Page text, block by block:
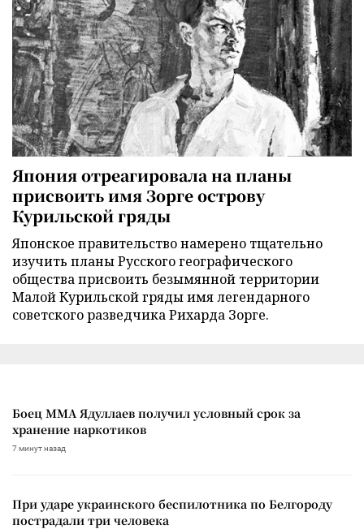
Япония отреагировала на планы
присвоить имя Зорге острову
Курильской гряды
Японское правительство намерено тщательно
изучить планы Русского географического
общества присвоить безымянной территории
Малой Курильской гряды имя легендарного
советского разведчика Рихарда Зорге.
Боец ММА Ядуллаев получил условный срок за
хранение наркотиков
7 минут назад
При ударе украинского беспилотника по Белгороду
пострадали три человека